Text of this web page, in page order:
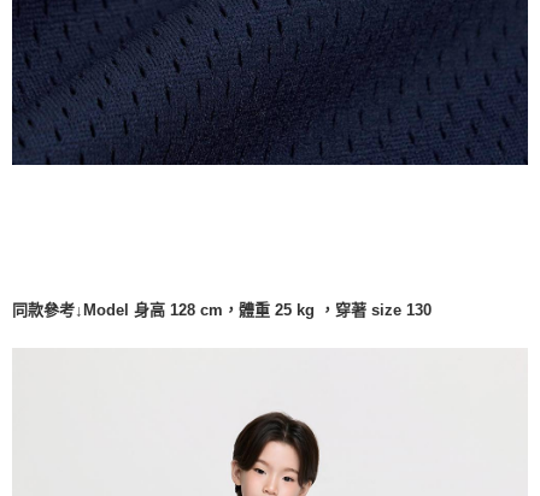
同款參考↓Model 身高 128 cm，體重 25 kg ，穿著 size 130